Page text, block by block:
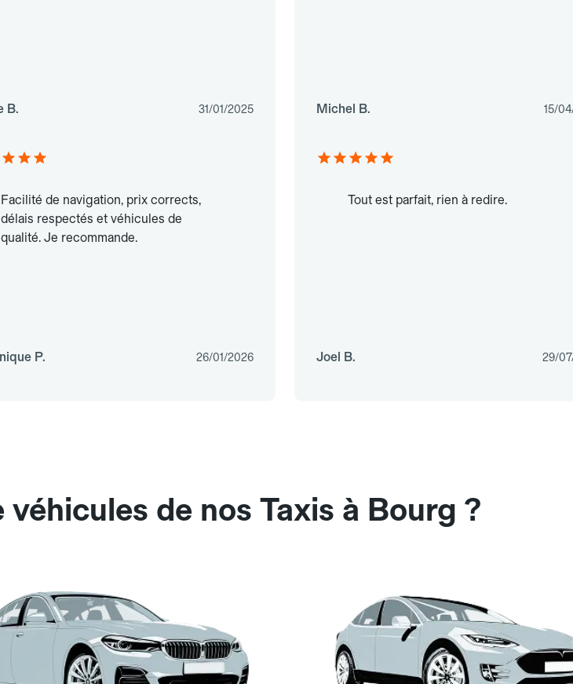
B. 31/01/2025 Michel B. 15/
Facilité de navigation, prix corrects,
délais respectés et véhicules de
qualité. Je recommande.
P. 26/01/2026
Tout est parfait, rien à redire.
Joel B. 29/
de nos Taxis à Bourg ?